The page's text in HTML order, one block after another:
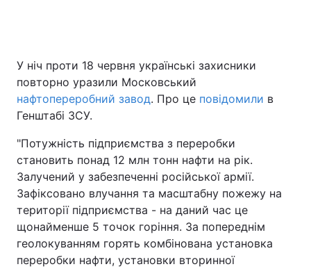
У ніч проти 18 червня українські захисники
повторно уразили Московський
нафтопереробний завод. Про це повідомили в
Генштабі ЗСУ.
"Потужність підприємства з переробки
становить понад 12 млн тонн нафти на рік.
Залучений у забезпеченні російської армії.
Зафіксовано влучання та масштабну пожежу на
території підприємства - на даний час це
щонайменше 5 точок горіння. За попереднім
геолокуванням горять комбінована установка
переробки нафти, установки вторинної